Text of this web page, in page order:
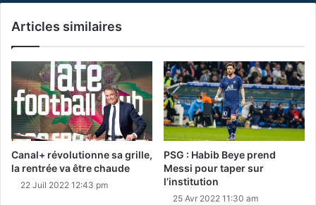
Articles similaires
Canal+ révolutionne sa grille,
la rentrée va être chaude
22 Juil 2022 12:43 pm
PSG : Habib Beye prend
Messi pour taper sur
l’institution
25 Avr 2022 11:30 am